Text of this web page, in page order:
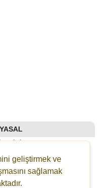
YASAL
İLKELERI
geliştirmek ve
sağlamak